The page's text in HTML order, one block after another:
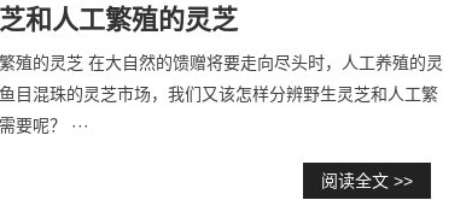
和人工繁殖的灵芝
殖的灵芝 在大自然的馈赠将要走向尽头时，人工养殖的灵
目混珠的灵芝市场，我们又该怎样分辨野生灵芝和人工繁
要呢？ ···
阅读全文 >>